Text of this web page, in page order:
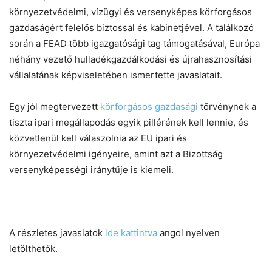
környezetvédelmi, vízügyi és versenyképes körforgásos
gazdaságért felelős biztossal és kabinetjével. A találkozó
során a FEAD több igazgatósági tag támogatásával, Európa
néhány vezető hulladékgazdálkodási és újrahasznosítási
vállalatának képviseletében ismertette javaslatait.
Egy jól megtervezett körforgásos gazdasági törvénynek a
tiszta ipari megállapodás egyik pillérének kell lennie, és
közvetlenül kell válaszolnia az EU ipari és
környezetvédelmi igényeire, amint azt a Bizottság
versenyképességi iránytűje is kiemeli.
A részletes javaslatok ide kattintva angol nyelven
letölthetők.